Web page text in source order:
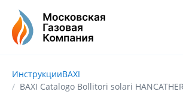
ИнструкцииBAXI
BAXI Catalogo Bollitori solari